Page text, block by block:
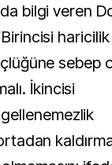
bilgi veren
haricilik
sebep
İkincisi